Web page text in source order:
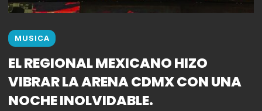
MUSICA
EL REGIONAL MEXICANO HIZO
VIBRAR LA ARENA CDMX CON UNA
NOCHE INOLVIDABLE.